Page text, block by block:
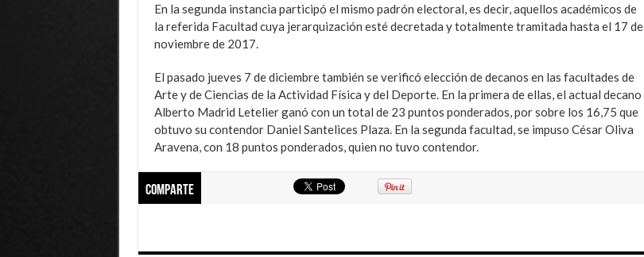
En la segunda instancia participó el mismo padrón electoral, es decir, aquellos académicos de
la referida Facultad cuya jerarquización esté decretada y totalmente tramitada hasta el 17 de
noviembre de 2017.
El pasado jueves 7 de diciembre también se verificó elección de decanos en las facultades de
Arte y de Ciencias de la Actividad Física y del Deporte. En la primera de ellas, el actual decano
Alberto Madrid Letelier ganó con un total de 23 puntos ponderados, por sobre los 16,75 que
obtuvo su contendor Daniel Santelices Plaza. En la segunda facultad, se impuso César Oliva
Aravena, con 18 puntos ponderados, quien no tuvo contendor.
Comparte